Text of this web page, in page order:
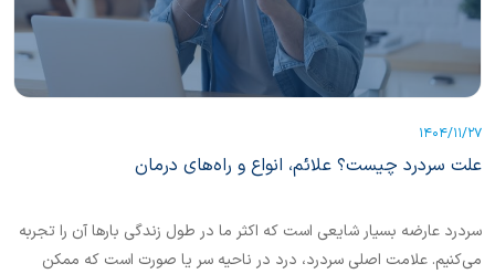
1404/11/27
علت سردرد چیست؟ علائم، انواع و راه‌های درمان
سردرد عارضه بسیار شایعی است که اکثر ما در طول زندگی بارها آن را تجربه
می‌کنیم. علامت اصلی سردرد، درد در ناحیه سر یا صورت است که ممکن